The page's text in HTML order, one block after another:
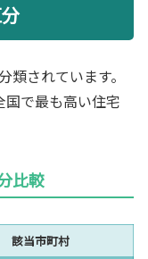
類されています。
国で最も高い住宅
比較
該当市町村